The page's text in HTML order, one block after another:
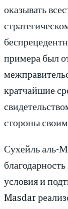
оказывать
примера был
кратчайшие
стороны своим
Сухейль аль-
условия и
Masdar